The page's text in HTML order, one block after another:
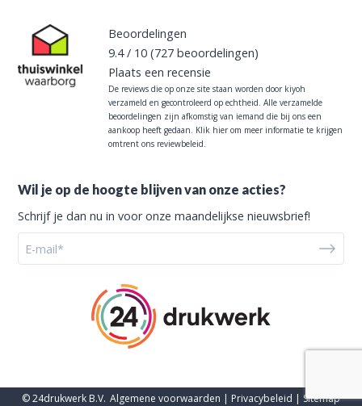
Beoordelingen
9.4/ 10 (727 beoordelingen)
Plaats een recensie
De reviews die op onze site staan worden door kiyoh
verzameld en gecontroleerd op echtheid. Alle verzamelde
beoordelingen zijn afkomstig van iemand die bij ons een
aankoop heeft gedaan. Klik hier om meer informatie te krijgen
omtrent ons reviewbeleid.
Wil je op de hoogte blijven van onze acties?
Schrijf je dan nu in voor onze maandelijkse nieuwsbrief!
© 24drukwerk B.V. Algemene voorwaarden | Privacybeleid | Sitemap